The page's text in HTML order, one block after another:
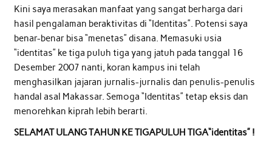
Kini saya merasakan manfaat yang sangat berharga dari
hasil pengalaman beraktivitas di “Identitas”. Potensi saya
benar-benar bisa “menetas” disana. Memasuki usia
“identitas” ke tiga puluh tiga yang jatuh pada tanggal 16
Desember 2007 nanti, koran kampus ini telah
menghasilkan jajaran jurnalis-jurnalis dan penulis-penulis
handal asal Makassar. Semoga “Identitas” tetap eksis dan
menorehkan kiprah lebih berarti.
SELAMAT ULANG TAHUN KE TIGAPULUH TIGA“identitas” !